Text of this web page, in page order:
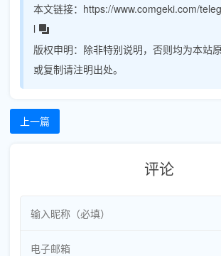
本文链接： https://www.comgeki.com/
l
版权申明： 除非特别说明，否则均为本站
或复制请注明出处。
上一篇
评论